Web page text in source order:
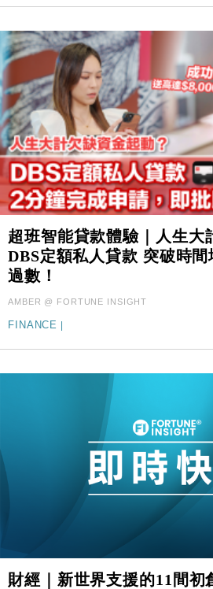
超班智能貸款體驗｜人生大
DBS定額私人貸款 突破時
過數！
AMBER @ FORTUNE INSIGHT
FINANCE
財經｜新世界支援的11間初